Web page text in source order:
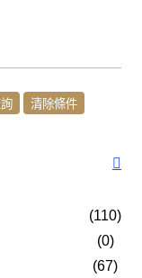
(110)
(0)
(67)